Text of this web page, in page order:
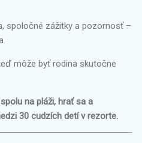
spoločné zážitky a pozornosť –
môže byť rodina skutočne
na pláži, hrať sa a
30 cudzích detí v rezorte.